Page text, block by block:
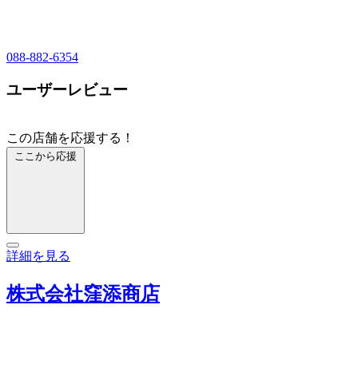
088-882-6354
ユーザーレビュー
この店舗を応援する！
ここから応援
詳細を見る
株式会社窪添商店